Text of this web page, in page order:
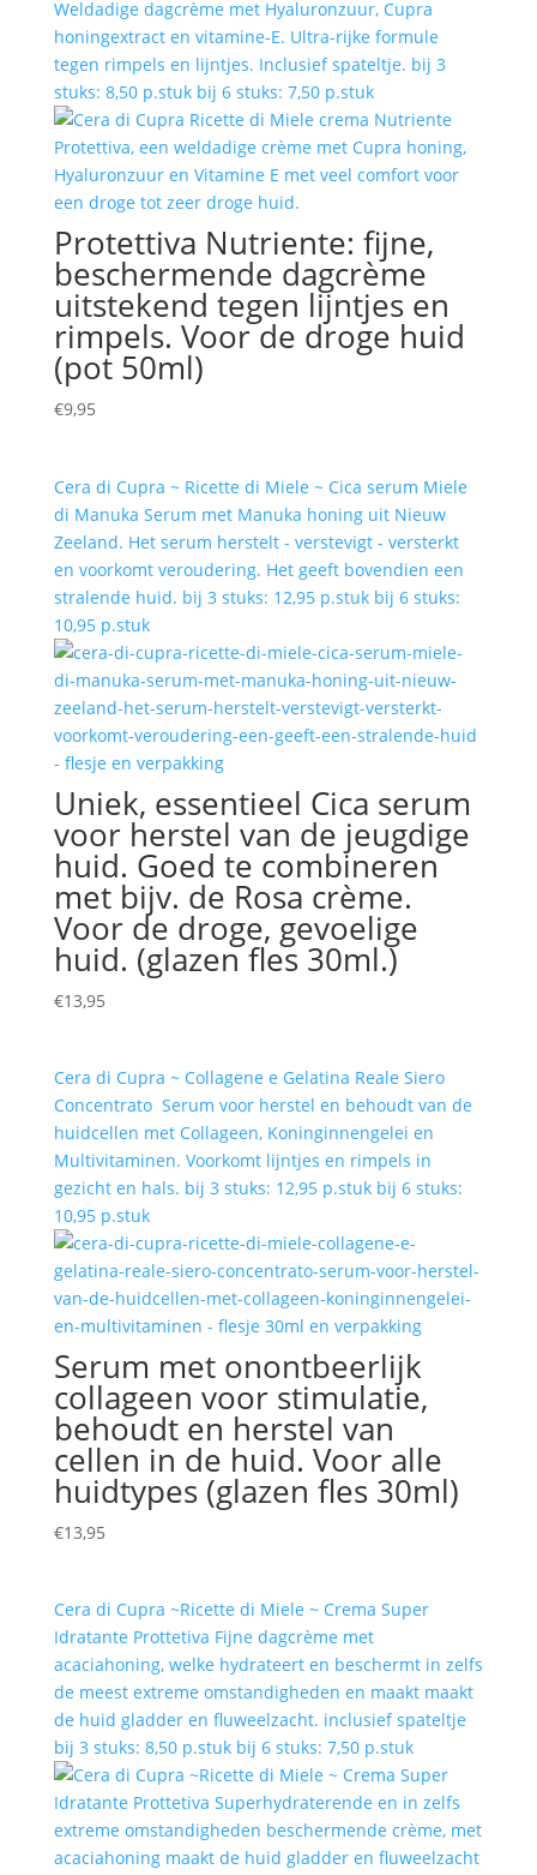
Weldadige dagcrème met Hyaluronzuur, Cupra
honingextract en vitamine-E. Ultra-rijke formule
tegen rimpels en lijntjes. Inclusief spateltje. bij 3
stuks: 8,50 p.stuk bij 6 stuks: 7,50 p.stuk
Protettiva Nutriente: fijne,
beschermende dagcrème
uitstekend tegen lijntjes en
rimpels. Voor de droge huid
(pot 50ml)
€9,95
Cera di Cupra ~ Ricette di Miele ~ Cica serum Miele
di Manuka Serum met Manuka honing uit Nieuw
Zeeland. Het serum herstelt - verstevigt - versterkt
en voorkomt veroudering. Het geeft bovendien een
stralende huid. bij 3 stuks: 12,95 p.stuk bij 6 stuks:
10,95 p.stuk
Uniek, essentieel Cica serum
voor herstel van de jeugdige
huid. Goed te combineren
met bijv. de Rosa crème.
Voor de droge, gevoelige
huid. (glazen fles 30ml.)
€13,95
Cera di Cupra ~ Collagene e Gelatina Reale Siero
Concentrato Serum voor herstel en behoudt van de
huidcellen met Collageen, Koninginnengelei en
Multivitaminen. Voorkomt lijntjes en rimpels in
gezicht en hals. bij 3 stuks: 12,95 p.stuk bij 6 stuks:
10,95 p.stuk
Serum met onontbeerlijk
collageen voor stimulatie,
behoudt en herstel van
cellen in de huid. Voor alle
huidtypes (glazen fles 30ml)
€13,95
Cera di Cupra ~Ricette di Miele ~ Crema Super
Idratante Prottetiva Fijne dagcrème met
acaciahoning, welke hydrateert en beschermt in zelfs
de meest extreme omstandigheden en maakt maakt
de huid gladder en fluweelzacht. inclusief spateltje
bij 3 stuks: 8,50 p.stuk bij 6 stuks: 7,50 p.stuk